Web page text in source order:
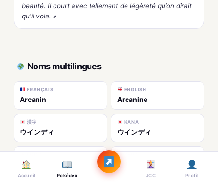
beauté. Il court avec tellement de légèreté qu’on dirait
qu’il vole. »
Noms multilingues
FRANÇAIS
Arcanin
ENGLISH
Arcanine
漢字
ウインディ
KANA
ウインディ
Windie Arkani
Accueil Pokédex JCC Profil